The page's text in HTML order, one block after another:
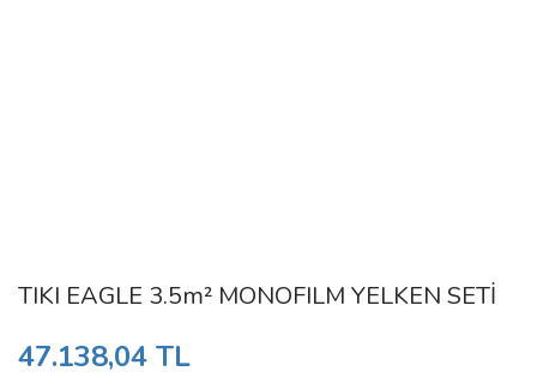
TIKI EAGLE 3.5m² MONOFILM YELKEN SETİ
47.138,04 TL